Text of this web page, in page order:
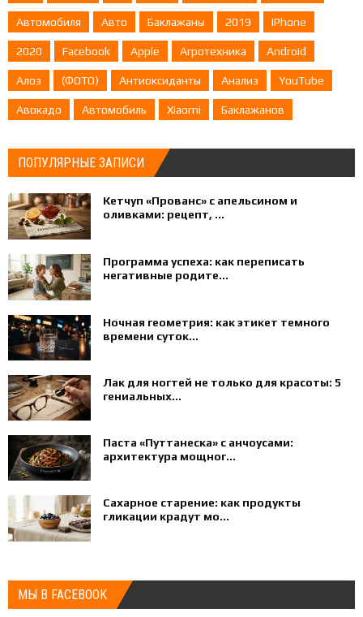
Автомобиля Авто Баклажаны 2019 IPhone
2020 Facebook Apple Агротехника Android
Алоэ (ФОТО) Антиоксиданты Анализ YouTube
Авокадо Автомобиль Xiaomi Баклажанов
ПОПУЛЯРНЫЕ ЗАПИСИ
Кетчуп «Прованс» с апельсином и
оливками: рецепт, ...
Программа успеха: как переписать
негативные родите...
Ночная геометрия: как этикет темного
времени суток...
Лак для ногтей не только для красоты: 5
гениальных...
Паста «Путтанеска» с анчоусами:
архитектура мощног...
Сахарное старение: как продукты
гликации крадут мо...
МЫ В FACEBOOK